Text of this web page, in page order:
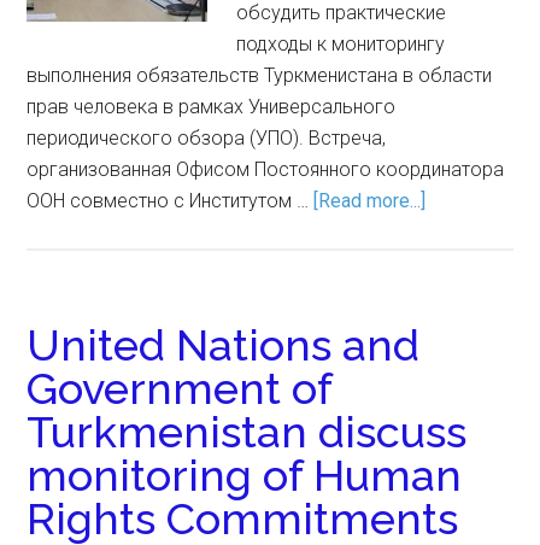
обсудить практические
подходы к мониторингу
выполнения обязательств Туркменистана в области
прав человека в рамках Универсального
периодического обзора (УПО). Встреча,
организованная Офисом Постоянного координатора
ООН совместно с Институтом … [Read more...]
United Nations and
Government of
Turkmenistan discuss
monitoring of Human
Rights Commitments